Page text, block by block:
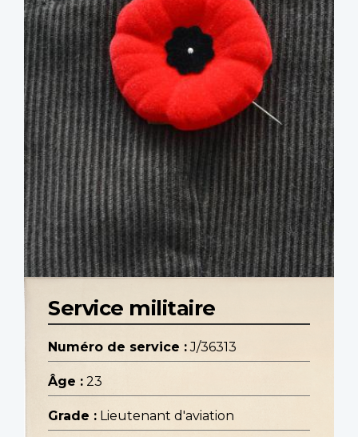
Service militaire
Numéro de service : J/36313
Âge : 23
Grade : Lieutenant d'aviation